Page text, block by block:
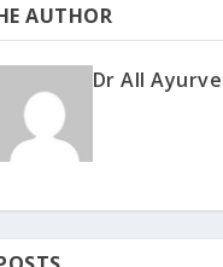
AUTHOR
Dr All